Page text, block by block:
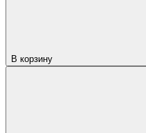
В корзину